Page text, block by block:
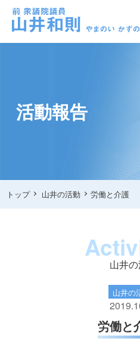
活動報告
トップ 山井の活動 労働と介護
山井
山井の
労働と